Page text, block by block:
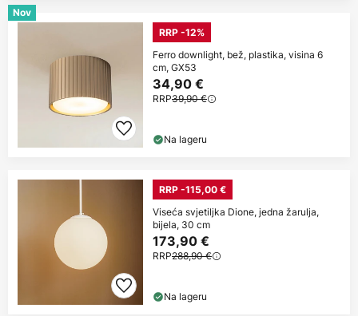
Nov
RRP -12%
Ferro downlight, bež, plastika, visina 6
cm, GX53
34,90 €
RRP39,90 €
Na lageru
RRP -115,00 €
Viseća svjetiljka Dione, jedna žarulja,
bijela, 30 cm
173,90 €
RRP288,90 €
Na lageru